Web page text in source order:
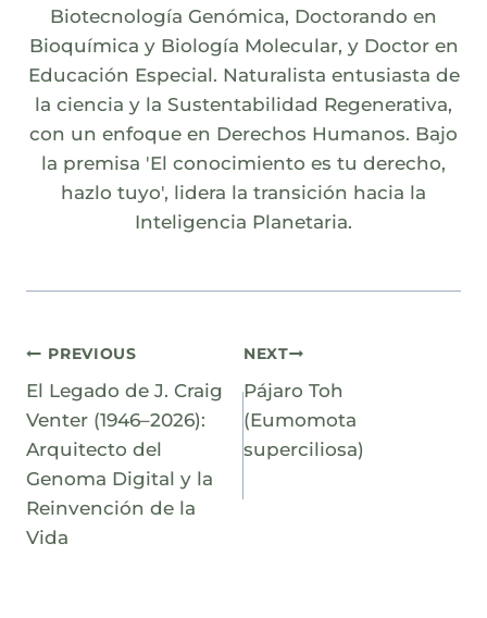
Biotecnología Genómica, Doctorando en
Bioquímica y Biología Molecular, y Doctor en
Educación Especial. Naturalista entusiasta de
la ciencia y la Sustentabilidad Regenerativa,
con un enfoque en Derechos Humanos. Bajo
la premisa 'El conocimiento es tu derecho,
hazlo tuyo', lidera la transición hacia la
Inteligencia Planetaria.
Navegación
de
entradas
PREVIOUS
El Legado de J. Craig
Venter (1946–2026):
Arquitecto del
Genoma Digital y la
Reinvención de la
Vida
NEXT
Pájaro Toh
(Eumomota
superciliosa)